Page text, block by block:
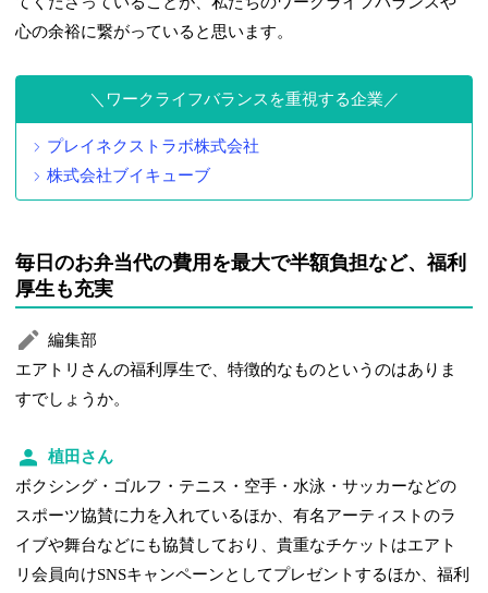
心の余裕に繋がっていると思います。
ワークライフバランスを重視する企業
プレイネクストラボ株式会社
株式会社ブイキューブ
毎日のお弁当代の費用を最大で半額負担など、福利
厚生も充実
編集部
エアトリさんの福利厚生で、特徴的なものというのはありま
すでしょうか。
植田さん
ボクシング・ゴルフ・テニス・空手・水泳・サッカーなどの
スポーツ協賛に力を入れているほか、有名アーティストのラ
イブや舞台などにも協賛しており、貴重なチケットはエアト
リ会員向けSNSキャンペーンとしてプレゼントするほか、福利